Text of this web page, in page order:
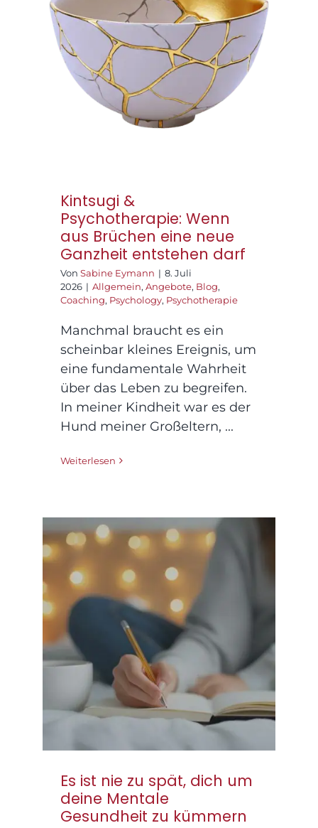
Praxisräume
Kintsugi &
Psychotherapie:
Wenn aus Brüchen
eine neue Ganzheit
entstehen darf
Kintsugi &
Psychotherapie: Wenn
aus Brüchen eine neue
Ganzheit entstehen darf
Von Sabine Eymann | 8. Juli
2026 | Allgemein, Angebote, Blog,
Coaching, Psychology, Psychotherapie
Manchmal braucht es ein
scheinbar kleines Ereignis, um
eine fundamentale Wahrheit
über das Leben zu begreifen.
In meiner Kindheit war es der
Hund meiner Großeltern, ...
Weiterlesen
Es ist nie zu spät, dich
um deine Mentale
Gesundheit zu
kümmern
Es ist nie zu spät, dich um
deine Mentale
Gesundheit zu kümmern